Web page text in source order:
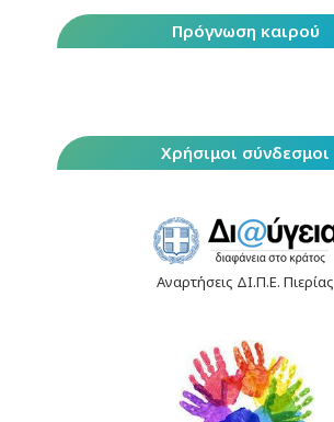
Πρόγνωση καιρού
Χρήσιμοι σύνδεσμοι
Αναρτήσεις ΔΙ.Π.Ε. Πιερίας